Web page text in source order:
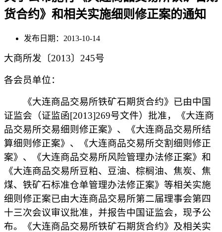
货合约》和相关实施细则修正案的通知
发布日期：2013-10-14
大商所发〔2013〕 245号
各会员单位：
《大连商品交易所铁矿石期货合约》已由中国
证监会（证监函[2013]269号文件）批准，《大连商
品交易所交易细则修正案》、《大连商品交易所结
算细则修正案》、《大连商品交易所交割细则修正
案》、《大连商品交易所风险管理办法修正案》和
《大连商品交易所豆粕、豆油、棕榈油、焦炭、焦
煤、铁矿石标准仓单管理办法修正案》等相关实施
细则修正案已由大连商品交易所第二届理事会第四
十三次会议审议批准，并报告中国证监会，现予公
布。《大连商品交易所铁矿石期货合约》及相关实